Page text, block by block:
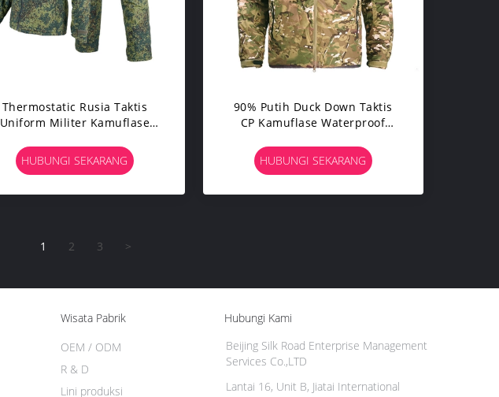
Thermostatic Rusia Taktis
Uniform Militer Kamuflase
HUBUNGI SEKARANG
90% Putih Duck Down Taktis
CP Kamuflase Waterproof
HUBUNGI SEKARANG
1 2 3 >
Wisata Pabrik
Lini produksi
OEM / ODM
R & D
Hubungi Kami
Beijing Silk Road Enterprise Management
Services Co.,LTD
Lantai 16, Unit B, Jiatai International